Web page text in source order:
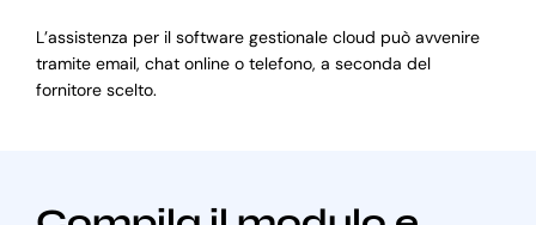
L’assistenza per il software gestionale cloud può avvenire
tramite email, chat online o telefono, a seconda del
fornitore scelto.